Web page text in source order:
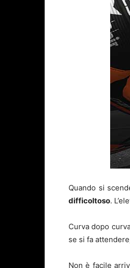
Quando si
difficoltoso.
Curva dopo
se si fa
Non è facile